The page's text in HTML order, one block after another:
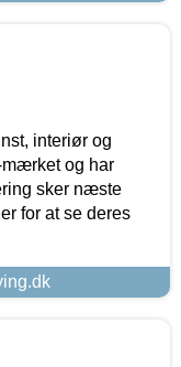
interiør og
mærket og har
sker næste
for at se deres